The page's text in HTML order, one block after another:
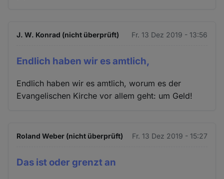
J. W. Konrad (nicht überprüft) Fr. 13 Dez 2019 - 13:56
Endlich haben wir es amtlich,
Endlich haben wir es amtlich, worum es der
Evangelischen Kirche vor allem geht: um Geld!
Roland Weber (nicht überprüft) Fr. 13 Dez 2019 - 15:27
Das ist oder grenzt an